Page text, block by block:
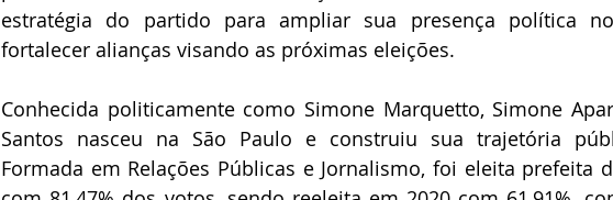
estratégia do partido para ampliar sua presença política
fortalecer alianças visando as próximas eleições.
Conhecida politicamente como Simone Marquetto, Simone
Santos nasceu na São Paulo e construiu sua trajetória
Formada em Relações Públicas e Jornalismo, foi eleita prefeita